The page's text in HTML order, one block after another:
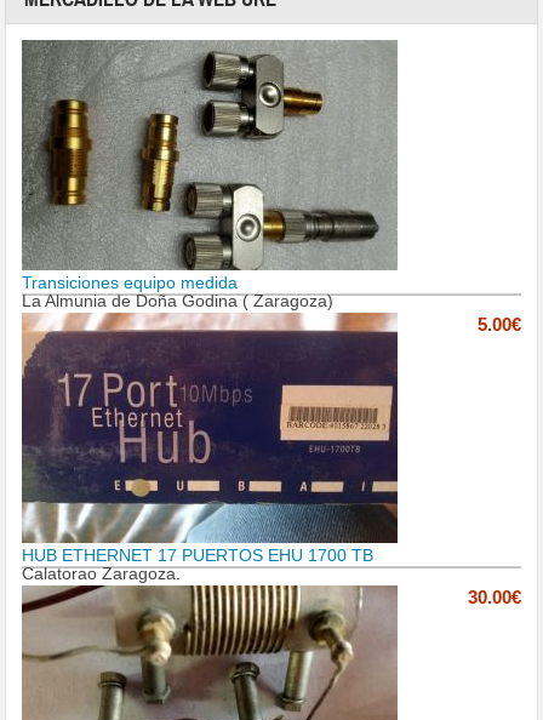
Transiciones equipo medida
La Almunia de Doña Godina ( Zaragoza)
5.00€
HUB ETHERNET 17 PUERTOS EHU 1700 TB
Calatorao Zaragoza.
30.00€